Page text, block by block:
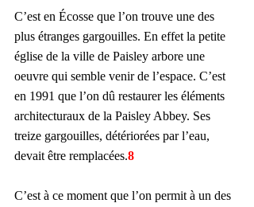
C’est en Écosse que l’on trouve une des
plus étranges gargouilles. En effet la petite
église de la ville de Paisley arbore une
oeuvre qui semble venir de l’espace. C’est
en 1991 que l’on dû restaurer les éléments
architecturaux de la Paisley Abbey. Ses
treize gargouilles, détériorées par l’eau,
devait être remplacées.8
C’est à ce moment que l’on permit à un des